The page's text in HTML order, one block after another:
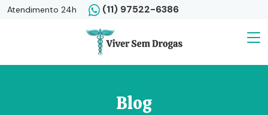
Atendimento 24h (11) 97522-6386
Blog